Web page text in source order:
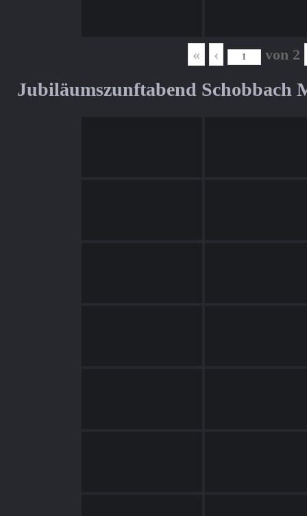
« ‹ von 2
Jubiläumszunftabend Schobbach